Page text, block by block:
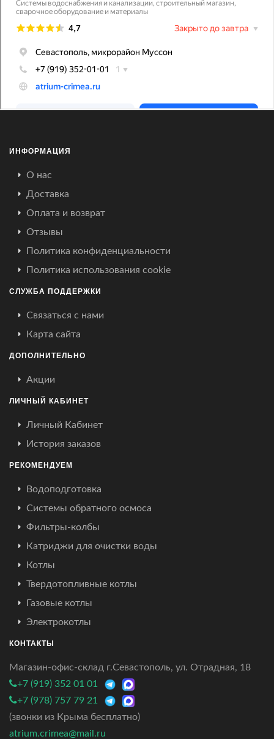
ИНФОРМАЦИЯ
О нас
Доставка
Оплата и возврат
Отзывы
Политика конфиденциальности
Политика использования cookie
СЛУЖБА ПОДДЕРЖКИ
Связаться с нами
Карта сайта
ДОПОЛНИТЕЛЬНО
Акции
ЛИЧНЫЙ КАБИНЕТ
Личный Кабинет
История заказов
РЕКОМЕНДУЕМ
Водоподготовка
Системы обратного осмоса
Фильтры-колбы
Катриджи для очистки воды
Котлы
Твердотопливные котлы
Газовые котлы
Электрокотлы
КОНТАКТЫ
Магазин-офис-склад г.Севастополь, ул. Отрадная, 18
+7 (919) 352 01 01
+7 (978) 757 79 21
(звонки из Крыма бесплатно)
atrium.crimea@mail.ru